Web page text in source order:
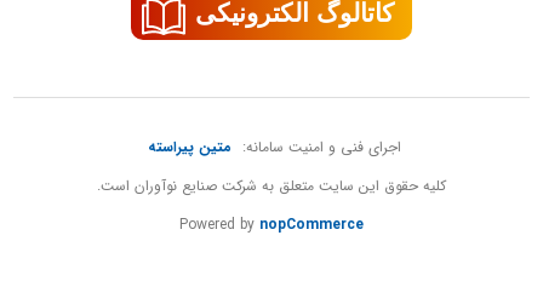
کاتالوگ الکترونیکی
اجرای فنی و امنیت سامانه: متین پیراسته
کلیه حقوق این سایت متعلق به شرکت صنایع نوآوران است.
Powered by nopCommerce